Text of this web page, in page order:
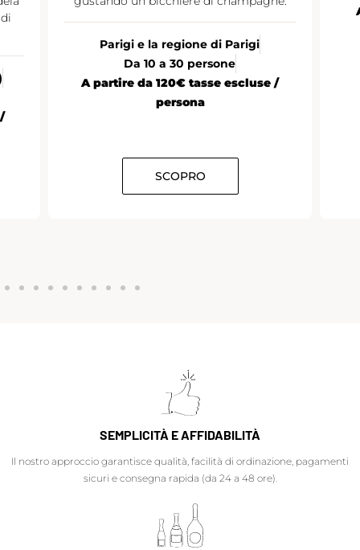
Parigi e la regione di Parigi
Da 10 a 30 persone
A partire da 120€ tasse escluse /
persona
SCOPRO
SEMPLICITÀ E AFFIDABILITÀ
Il nostro approccio garantisce qualità, facilità di ordinazione, pagamenti
sicuri e consegna rapida (da 24 a 48 ore).